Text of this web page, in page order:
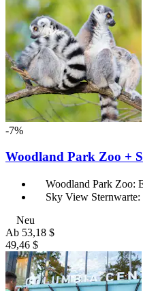
-7%
Woodland Park Zoo +
Woodland Park Zoo:
Sky View
Neu
Ab 53,18 $
49,46 $